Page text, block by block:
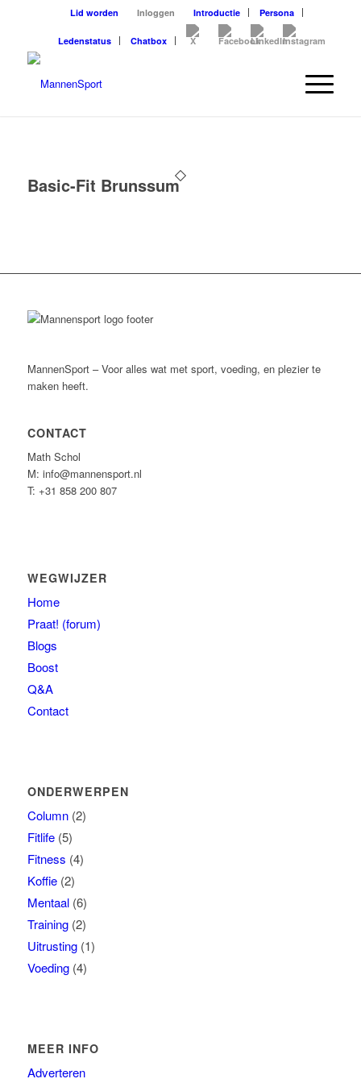
Lid worden Inloggen Introductie Persona
Ledenstatus Chatbox
Basic-Fit Brunssum
MannenSport – Voor alles wat met sport, voeding, en plezier te
maken heeft.
CONTACT
Math Schol
M: info@mannensport.nl
T: +31 858 200 807
WEGWIJZER
Home
Praat! (forum)
Blogs
Boost
Q&A
Contact
ONDERWERPEN
Column(2)
Fitlife(5)
Fitness (4)
Koffie(2)
Mentaal(6)
Training(2)
Uitrusting(1)
Voeding(4)
MEER INFO
Adverteren